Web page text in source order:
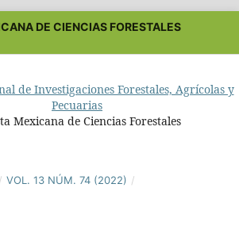
DE CIENCIAS FORESTALES
de Investigaciones Forestales, Agrícolas y
Pecuarias
Mexicana de Ciencias Forestales
/ VOL. 13 NÚM. 74 (2022) /